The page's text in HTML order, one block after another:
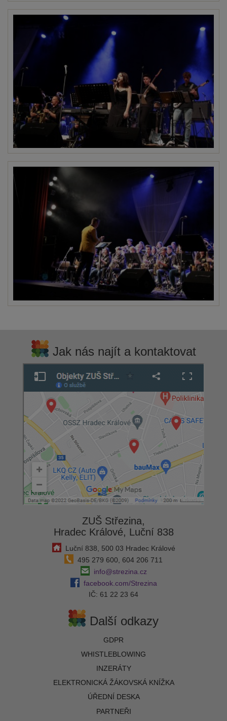
Jak nás najít a kontaktovat
ZUŠ Střezina,
Hradec Králové, Luční 838
Luční 838, 500 03 Hradec Králové
495 279 600, 604 206 711
info@strezina.cz
facebook.com/Strezina
IČ: 61 22 23 64
Další odkazy
GDPR
WHISTLEBLOWING
INZERÁTY
ELEKTRONICKÁ ŽÁKOVSKÁ KNÍŽKA
ÚŘEDNÍ DESKA
PARTNEŘI